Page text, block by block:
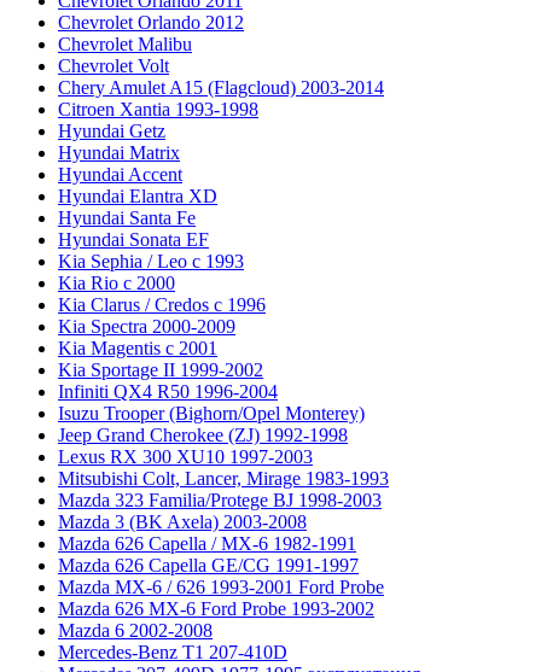
Chevrolet Orlando 2012
Chevrolet Malibu
Chevrolet Volt
Chery Amulet A15 (Flagcloud) 2003-2014
Citroen Xantia 1993-1998
Hyundai Getz
Hyundai Matrix
Hyundai Accent
Hyundai Elantra XD
Hyundai Santa Fe
Hyundai Sonata EF
Kia Sephia / Leo с 1993
Kia Rio с 2000
Kia Clarus / Credos с 1996
Kia Spectra 2000-2009
Kia Magentis с 2001
Kia Sportage II 1999-2002
Infiniti QX4 R50 1996-2004
Isuzu Trooper (Bighorn/Opel Monterey)
Jeep Grand Cherokee (ZJ) 1992-1998
Lexus RX 300 XU10 1997-2003
Mitsubishi Colt, Lancer, Mirage 1983-1993
Mazda 323 Familia/Protege BJ 1998-2003
Mazda 3 (BK Axela) 2003-2008
Mazda 626 Capella / MX-6 1982-1991
Mazda 626 Capella GE/CG 1991-1997
Mazda MX-6 / 626 1993-2001 Ford Probe
Mazda 626 MX-6 Ford Probe 1993-2002
Mazda 6 2002-2008
Mercedes-Benz T1 207-410D